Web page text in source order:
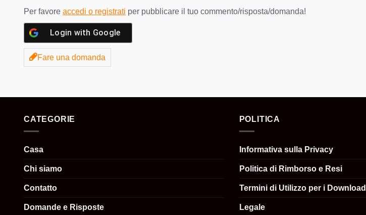
Per favore accedi o registrati per pubblicare il tuo commento/risposta/domanda!
Login with Google
Fare una domanda
CATEGORIE
Casa
Chi siamo
Contatto
Domande e Risposte
POLITICA
Informativa sulla Privacy
Politica di Rimborso e Resi
Termini di Utilizzo per i
Legale